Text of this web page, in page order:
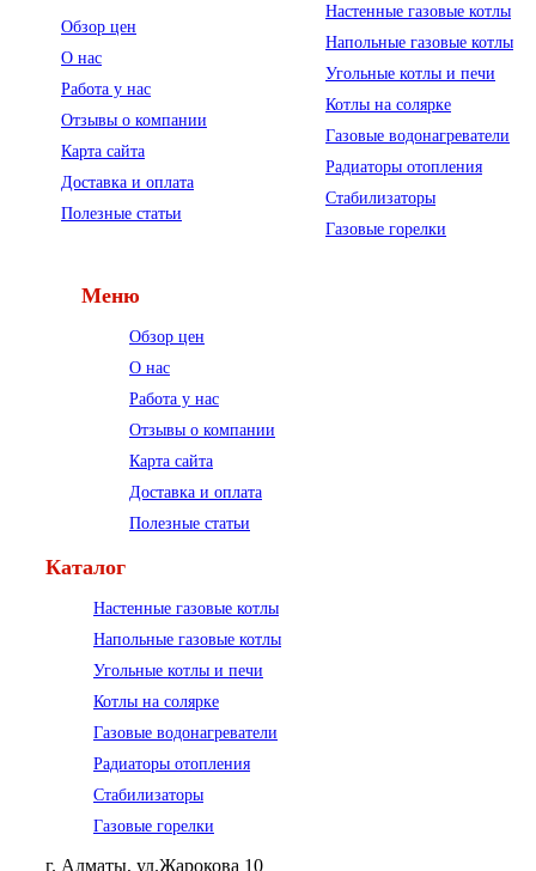
Обзор цен
О нас
Работа у нас
Отзывы о компании
Карта сайта
Доставка и оплата
Полезные статьи
Настенные газовые котлы
Напольные газовые котлы
Угольные котлы и печи
Котлы на солярке
Газовые водонагреватели
Радиаторы отопления
Стабилизаторы
Газовые горелки
Меню
Обзор цен
О нас
Работа у нас
Отзывы о компании
Карта сайта
Доставка и оплата
Полезные статьи
Каталог
Настенные газовые котлы
Напольные газовые котлы
Угольные котлы и печи
Котлы на солярке
Газовые водонагреватели
Радиаторы отопления
Стабилизаторы
Газовые горелки
г. Алматы, ул.Жарокова 10